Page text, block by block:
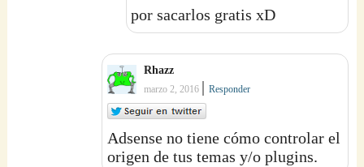
por sacarlos gratis xD
Rhazz
marzo 2, 2016 | Responder
Adsense no tiene cómo controlar el
origen de tus temas y/o plugins.